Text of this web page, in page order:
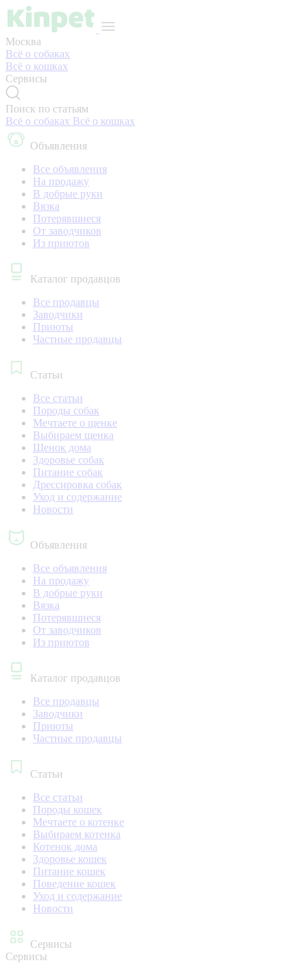
Москва
Всё о собаках
Всё о кошках
Сервисы
Поиск по статьям
Всё о собаках Всё о кошках
Объявления
Все объявления
На продажу
В добрые руки
Вязка
Потерявшиеся
От заводчиков
Из приютов
Каталог продавцов
Все продавцы
Заводчики
Приюты
Частные продавцы
Статьи
Все статьи
Породы собак
Мечтаете о щенке
Выбираем щенка
Щенок дома
Здоровье собак
Питание собак
Дрессировка собак
Уход и содержание
Новости
Объявления
Все объявления
На продажу
В добрые руки
Вязка
Потерявшиеся
От заводчиков
Из приютов
Каталог продавцов
Все продавцы
Заводчики
Приюты
Частные продавцы
Статьи
Все статьи
Породы кошек
Мечтаете о котенке
Выбираем котенка
Котенок дома
Здоровье кошек
Питание кошек
Поведение кошек
Уход и содержание
Новости
Сервисы
Сервисы